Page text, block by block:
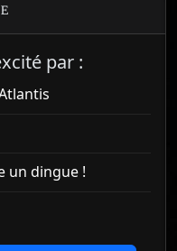
par :
un dingue !